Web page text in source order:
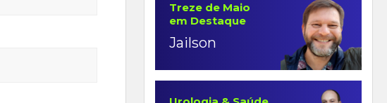
Treze de Maio
em Destaque
Jailson